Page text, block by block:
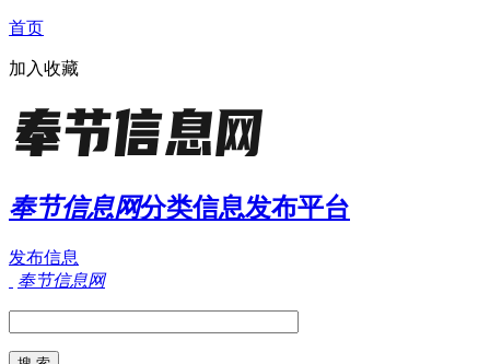
首页
加入收藏
奉节信息网分类信息发布平台
发布信息
奉节信息网